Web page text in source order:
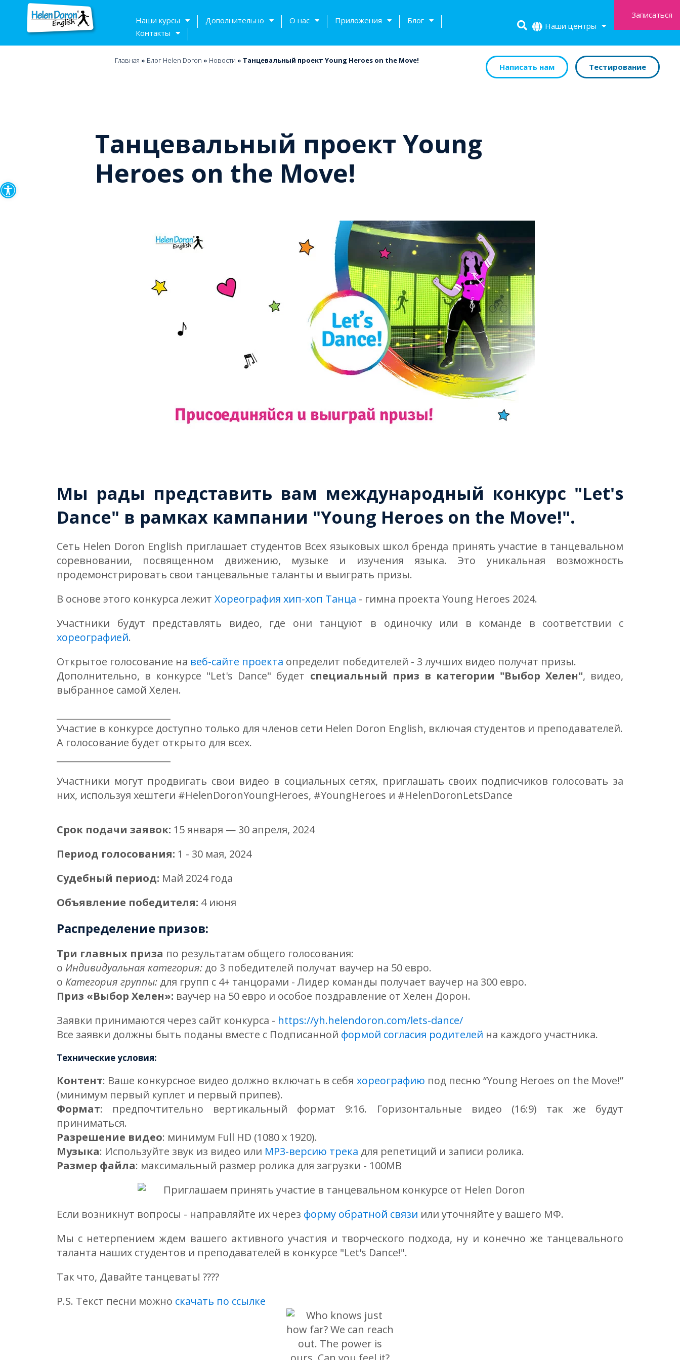
Открыть панель инструментов
Наши курсы Дополнительно О нас Приложения
Блог
Контакты
Наши центры
Записаться
Главная » Блог Helen Doron » Новости » Танцевальный проект Young Heroes on the Move!
Написать нам Тестирование
Танцевальный проект Young
Heroes on the Move!
Мы рады представить вам международный конкурс "Let's
Dance" в рамках кампании "Young Heroes on the Move!".
Сеть Helen Doron English приглашает студентов Всех языковых школ бренда принять участие в танцевальном
соревновании, посвященном движению, музыке и изучения языка. Это уникальная возможность
продемонстрировать свои танцевальные таланты и выиграть призы.
В основе этого конкурса лежит Хореография хип-хоп Танца - гимна проекта Young Heroes 2024.
Участники будут представлять видео, где они танцуют в одиночку или в команде в соответствии с
хореографией.
Открытое голосование на веб-сайте проекта определит победителей - 3 лучших видео получат призы.
Дополнительно, в конкурсе "Let's Dance" будет специальный приз в категории "Выбор Хелен", видео,
выбранное самой Хелен.
Участие в конкурсе доступно только для членов сети Helen Doron English, включая студентов и преподавателей.
А голосование будет открыто для всех.
Участники могут продвигать свои видео в социальных сетях, приглашать своих подписчиков голосовать за
них, используя хештеги #HelenDoronYoungHeroes, #YoungHeroes и #HelenDoronLetsDance
Срок подачи заявок: 15 января — 30 апреля, 2024
Период голосования: 1 - 30 мая, 2024
Судебный период: Май 2024 года
Объявление победителя: 4 июня
Распределение призов:
Три главных приза по результатам общего голосования:
o Индивидуальная категория: до 3 победителей получат ваучер на 50 евро.
o Категория группы: для групп с 4+ танцорами - Лидер команды получает ваучер на 300 евро.
Приз «Выбор Хелен»: ваучер на 50 евро и особое поздравление от Хелен Дорон.
Заявки принимаются через сайт конкурса - https://yh.helendoron.com/lets-dance/
Все заявки должны быть поданы вместе с Подписанной формой согласия родителей на каждого участника.
Технические условия:
Контент: Ваше конкурсное видео должно включать в себя хореографию под песню “Young Heroes on the Move!”
(минимум первый куплет и первый припев).
Формат: предпочтительно вертикальный формат 9:16. Горизонтальные видео (16:9) так же будут
приниматься.
Разрешение видео: минимум Full HD (1080 x 1920).
Музыка: Используйте звук из видео или MP3-версию трека для репетиций и записи ролика.
Размер файла: максимальный размер ролика для загрузки - 100MB
Если возникнут вопросы - направляйте их через форму обратной связи или уточняйте у вашего МФ.
Мы с нетерпением ждем вашего активного участия и творческого подхода, ну и конечно же танцевального
таланта наших студентов и преподавателей в конкурсе "Let's Dance!".
Так что, Давайте танцевать! ????
P.S. Текст песни можно скачать по ссылке